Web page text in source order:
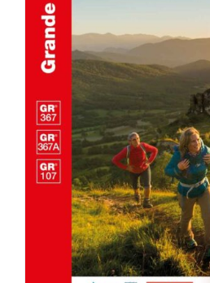
ACHETER LE PRODUIT